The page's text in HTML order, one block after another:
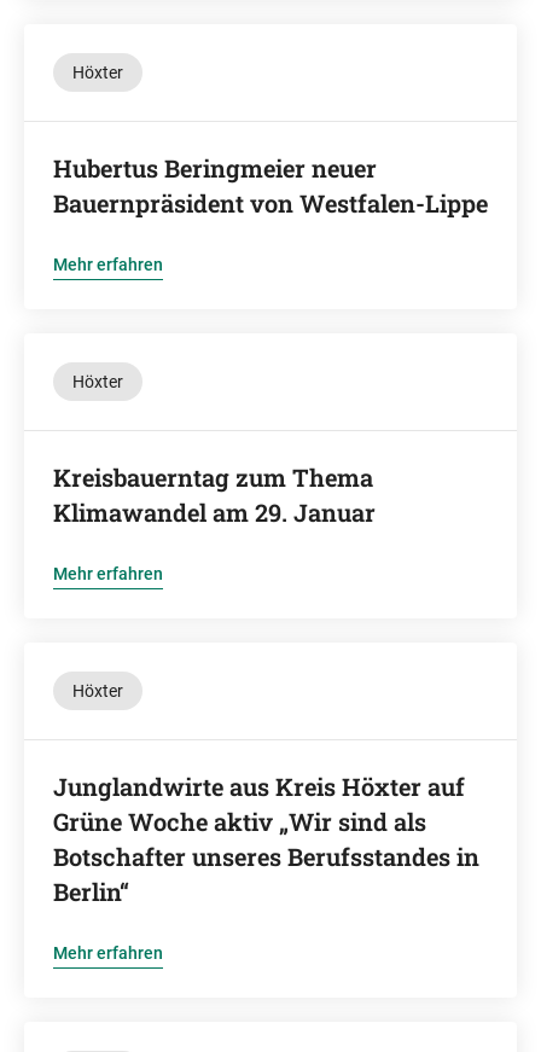
Höxter
Hubertus Beringmeier neuer
Bauernpräsident von Westfalen-Lippe
Mehr erfahren
Höxter
Kreisbauerntag zum Thema
Klimawandel am 29. Januar
Mehr erfahren
Höxter
Junglandwirte aus Kreis Höxter auf
Grüne Woche aktiv „Wir sind als
Botschafter unseres Berufsstandes in
Berlin“
Mehr erfahren